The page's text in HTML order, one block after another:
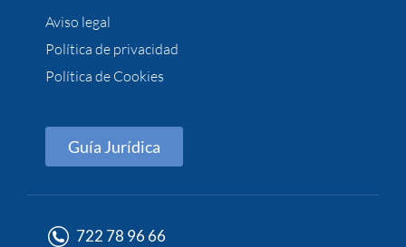
Aviso legal
Política de privacidad
Política de Cookies
Guía Jurídica
722 78 96 66